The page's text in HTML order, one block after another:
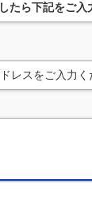
たら下記をご入
レスをご入力く